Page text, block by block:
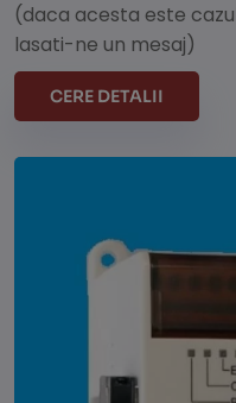
(daca acesta este
lasati-ne un mesaj)
CERE DETALII